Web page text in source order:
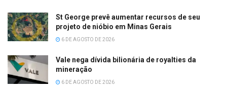
St George prevê aumentar recursos de seu
projeto de nióbio em Minas Gerais
6 DE AGOSTO DE 2026
Vale nega dívida bilionária de royalties da
mineração
6 DE AGOSTO DE 2026